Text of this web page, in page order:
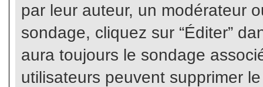
par leur auteur, un modérateur
sondage, cliquez sur “Éditer”
aura toujours le sondage
utilisateurs peuvent supprimer